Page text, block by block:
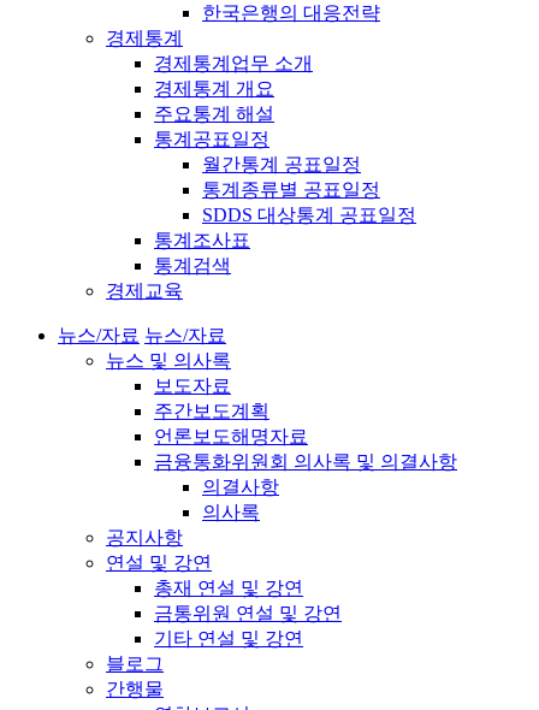
한국은행의 대응전략
경제통계
경제통계업무 소개
경제통계 개요
주요통계 해설
통계공표일정
월간통계 공표일정
통계종류별 공표일정
SDDS 대상통계 공표일정
통계조사표
통계검색
경제교육
뉴스/자료 뉴스/자료
뉴스 및 의사록
보도자료
주간보도계획
언론보도해명자료
금융통화위원회 의사록 및 의결사항
의결사항
의사록
공지사항
연설 및 강연
총재 연설 및 강연
금통위원 연설 및 강연
기타 연설 및 강연
블로그
간행물